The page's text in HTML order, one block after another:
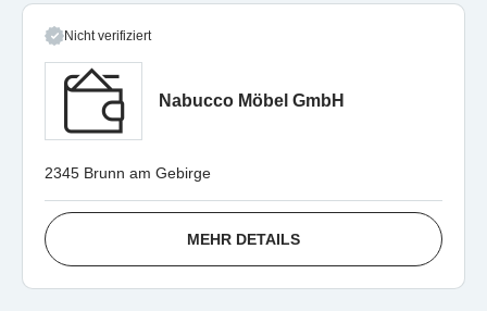
Nicht verifiziert
Nabucco Möbel GmbH
2345 Brunn am Gebirge
MEHR DETAILS